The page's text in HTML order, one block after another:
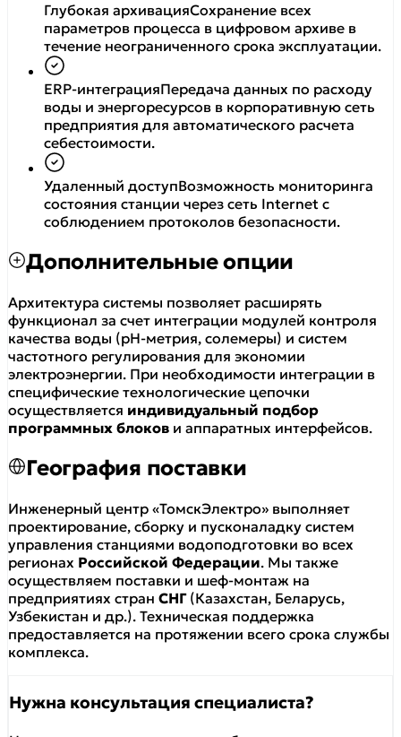
Глубокая архивацияСохранение всех
параметров процесса в цифровом архиве в
течение неограниченного срока эксплуатации.
ERP-интеграцияПередача данных по расходу
воды и энергоресурсов в корпоративную сеть
предприятия для автоматического расчета
себестоимости.
Удаленный доступВозможность мониторинга
состояния станции через сеть Internet с
соблюдением протоколов безопасности.
Дополнительные опции
Архитектура системы позволяет расширять
функционал за счет интеграции модулей контроля
качества воды (pH-метрия, солемеры) и систем
частотного регулирования для экономии
электроэнергии. При необходимости интеграции в
специфические технологические цепочки
осуществляется индивидуальный подбор
программных блоков и аппаратных интерфейсов.
География поставки
Инженерный центр «ТомскЭлектро» выполняет
проектирование, сборку и пусконаладку систем
управления станциями водоподготовки во всех
регионах Российской Федерации. Мы также
осуществляем поставки и шеф-монтаж на
предприятиях стран СНГ(Казахстан, Беларусь,
Узбекистан и др.). Техническая поддержка
предоставляется на протяжении всего срока службы
комплекса.
Нужна консультация специалиста?